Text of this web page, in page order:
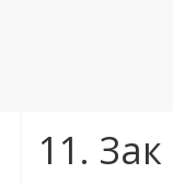
11.